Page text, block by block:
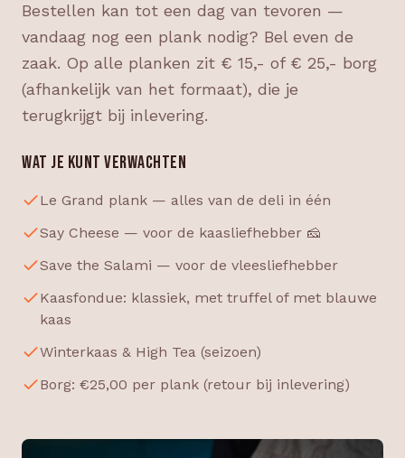
Bestellen kan tot een dag van tevoren —
vandaag nog een plank nodig? Bel even de
zaak. Op alle planken zit € 15,- of € 25,- borg
(afhankelijk van het formaat), die je
terugkrijgt bij inlevering.
WAT JE KUNT VERWACHTEN
Le Grand plank — alles van de deli in één
Say Cheese — voor de kaasliefhebber 🧀
Save the Salami — voor de vleesliefhebber
Kaasfondue: klassiek, met truffel of met blauwe
kaas
Winterkaas & High Tea (seizoen)
Borg: €25,00 per plank (retour bij inlevering)